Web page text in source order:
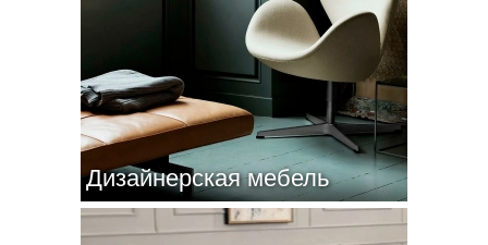
Дизайнерская мебель